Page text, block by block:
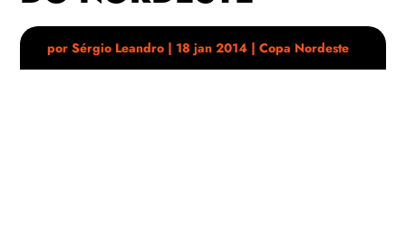
porSérgio Leandro | 18 jan 2014 |Copa Nordeste